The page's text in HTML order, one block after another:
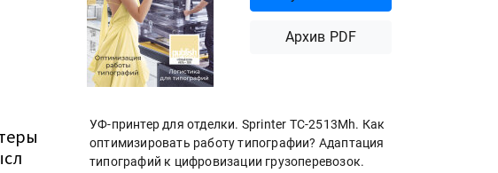
Архив PDF
УФ-принтер для отделки. Sprinter ТС-2513Mh. Как
оптимизировать работу типографии? Адаптация
типографий к цифровизации грузоперевозок.